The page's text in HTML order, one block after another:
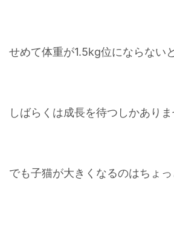
せめて体重が1.5kg位にならない
しばらくは成長を待つしかありま
でも子猫が大きくなるのはちょっ